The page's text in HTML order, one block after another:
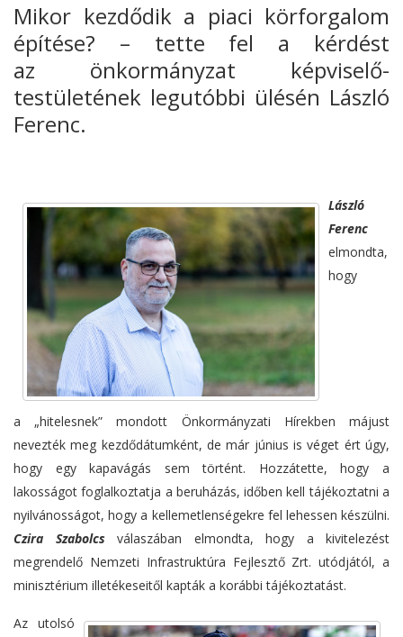
Mikor kezdődik a piaci körforgalom
építése? – tette fel a kérdést
az önkormányzat képviselő-
testületének legutóbbi ülésén László
Ferenc.
László
Ferenc
elmondta,
hogy
a „hitelesnek” mondott Önkormányzati Hírekben májust
nevezték meg kezdődátumként, de már június is véget ért úgy,
hogy egy kapavágás sem történt. Hozzátette, hogy a
lakosságot foglalkoztatja a beruházás, időben kell tájékoztatni a
nyilvánosságot, hogy a kellemetlenségekre fel lehessen készülni.
Czira Szabolcs válaszában elmondta, hogy a kivitelezést
megrendelő Nemzeti Infrastruktúra Fejlesztő Zrt. utódjától, a
minisztérium illetékeseitől kapták a korábbi tájékoztatást.
Az utolsó